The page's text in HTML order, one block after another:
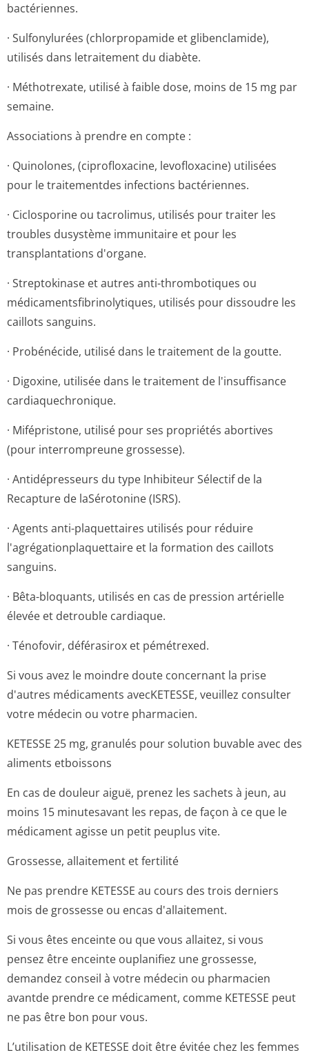
bactériennes.
· Sulfonylurées (chlorpropamide et glibenclamide),
utilisés dans letraitement du diabète.
· Méthotrexate, utilisé à faible dose, moins de 15 mg par
semaine.
Associations à prendre en compte :
· Quinolones, (ciprofloxacine, levofloxacine) utilisées
pour le traitementdes infections bactériennes.
· Ciclosporine ou tacrolimus, utilisés pour traiter les
troubles dusystème immunitaire et pour les
transplantations d'organe.
· Streptokinase et autres anti-thrombotiques ou
médicamentsfi­brinolytiques, utilisés pour dissoudre les
caillots sanguins.
· Probénécide, utilisé dans le traitement de la goutte.
· Digoxine, utilisée dans le traitement de l'insuffisance
cardiaquechronique.
· Mifépristone, utilisé pour ses propriétés abortives
(pour interrompreune grossesse).
· Antidépresseurs du type Inhibiteur Sélectif de la
Recapture de laSérotonine (ISRS).
· Agents anti-plaquettaires utilisés pour réduire
l'agrégationpla­quettaire et la formation des caillots
sanguins.
· Bêta-bloquants, utilisés en cas de pression artérielle
élevée et detrouble cardiaque.
· Ténofovir, déférasirox et pémétrexed.
Si vous avez le moindre doute concernant la prise
d'autres médicaments avecKETESSE, veuillez consulter
votre médecin ou votre pharmacien.
KETESSE 25 mg, granulés pour solution buvable avec des
aliments etboissons
En cas de douleur aiguë, prenez les sachets à jeun, au
moins 15 minutesavant les repas, de façon à ce que le
médicament agisse un petit peuplus vite.
Grossesse, allaitement et fertilité
Ne pas prendre KETESSE au cours des trois derniers
mois de grossesse ou encas d'allaitement.
Si vous êtes enceinte ou que vous allaitez, si vous
pensez être enceinte ouplanifiez une grossesse,
demandez conseil à votre médecin ou pharmacien
avantde prendre ce médicament, comme KETESSE peut
ne pas être bon pour vous.
L’utilisation de KETESSE doit être évitée chez les femmes